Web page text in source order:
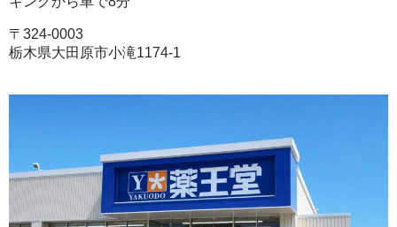
〒324-0003
栃木県大田原市小滝1174-1